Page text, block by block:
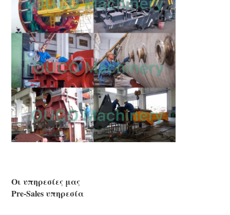
Οι υπηρεσίες μας
Pre-Sales υπηρεσία